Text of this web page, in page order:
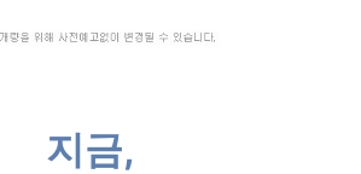
지금,